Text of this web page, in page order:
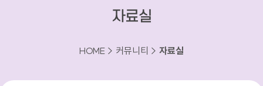
자료실
HOME > 커뮤니티 > 자료실